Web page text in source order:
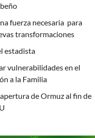
fuerza necesaria para
transformaciones
estadista
vulnerabilidades en el
a la Familia
de Ormuz al fin de